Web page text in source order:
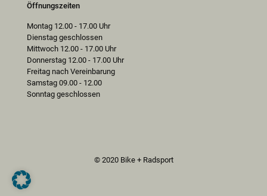
Öffnungszeiten
Montag 12.00 - 17.00 Uhr
Dienstag geschlossen
Mittwoch 12.00 - 17.00 Uhr
Donnerstag 12.00 - 17.00 Uhr
Freitag nach Vereinbarung
Samstag 09.00 - 12.00
Sonntag geschlossen
© 2020 Bike + Radsport